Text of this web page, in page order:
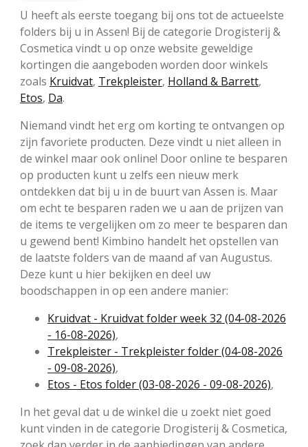
U heeft als eerste toegang bij ons tot de actueelste
folders bij u in Assen! Bij de categorie Drogisterij &
Cosmetica vindt u op onze website geweldige
kortingen die aangeboden worden door winkels
zoals Kruidvat, Trekpleister, Holland & Barrett,
Etos, Da.
Niemand vindt het erg om korting te ontvangen op
zijn favoriete producten. Deze vindt u niet alleen in
de winkel maar ook online! Door online te besparen
op producten kunt u zelfs een nieuw merk
ontdekken dat bij u in de buurt van Assen is. Maar
om echt te besparen raden we u aan de prijzen van
de items te vergelijken om zo meer te besparen dan
u gewend bent! Kimbino handelt het opstellen van
de laatste folders van de maand af van Augustus.
Deze kunt u hier bekijken en deel uw
boodschappen in op een andere manier:
Kruidvat - Kruidvat folder week 32 (04-08-2026
- 16-08-2026),
Trekpleister - Trekpleister folder (04-08-2026
- 09-08-2026),
Etos - Etos folder (03-08-2026 - 09-08-2026),
In het geval dat u de winkel die u zoekt niet goed
kunt vinden in de categorie Drogisterij & Cosmetica,